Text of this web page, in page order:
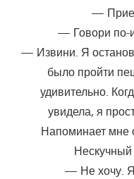
—
— Говори по-
— Извини. Я
было пройти
удивительно.
увидела, я
Напоминает мне
— Не хочу. Я